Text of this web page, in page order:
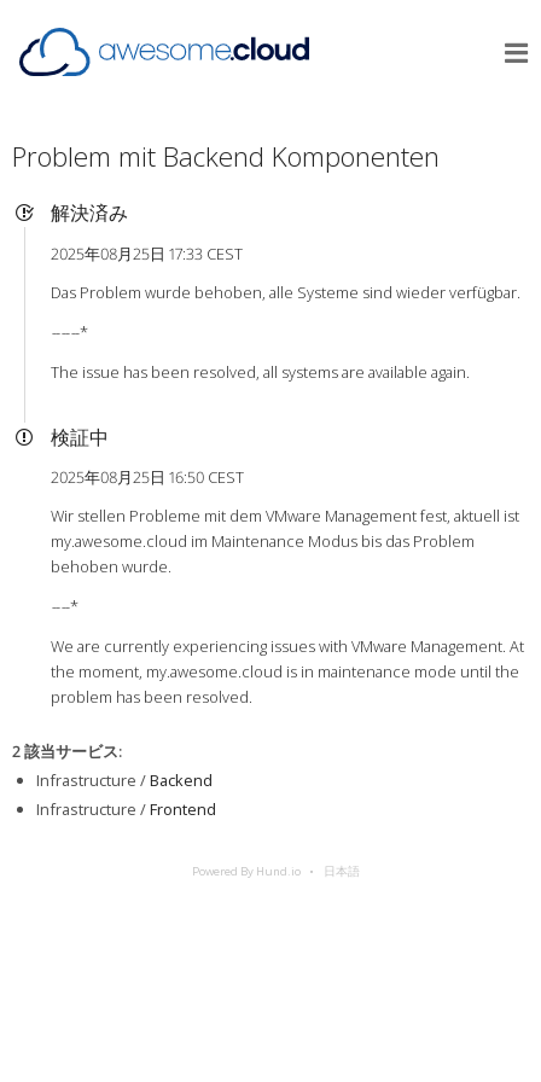
Problem mit Backend Komponenten
解決済み
2025年08月25日 17:33 CEST
Das Problem wurde behoben, alle Systeme sind wieder verfügbar.
------*
The issue has been resolved, all systems are available again.
検証中
2025年08月25日 16:50 CEST
Wir stellen Probleme mit dem VMware Management fest, aktuell ist
my.awesome.cloud im Maintenance Modus bis das Problem
behoben wurde.
----*
We are currently experiencing issues with VMware Management. At
the moment, my.awesome.cloud is in maintenance mode until the
problem has been resolved.
2 該当サービス:
Infrastructure /Backend
Infrastructure /Frontend
Powered By Hund.io 日本語